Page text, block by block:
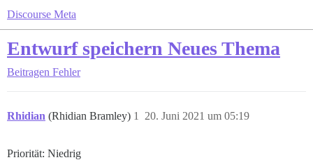
Discourse Meta
Entwurf speichern Neues Thema
Beitragen Fehler
Rhidian (Rhidian Bramley) 20. Juni 2021 um 05:19
1
Priorität: Niedrig